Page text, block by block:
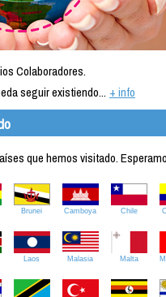
Colaboradores.
seguir existiendo... + info
que hemos visitado.
Brunei Camboya Chile
Laos Malasia Malta